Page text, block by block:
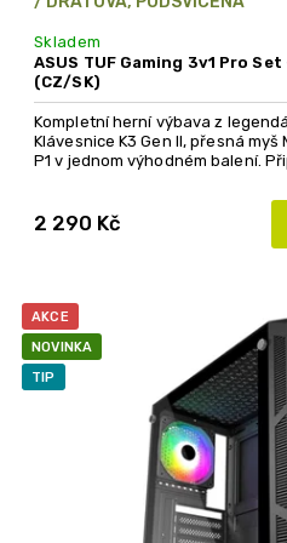
Skladem
2 290 Kč
ASUS TUF Gaming 3v1 Pro Set
(CZ/SK)
Kompletní herní výbava z
Klávesnice K3 Gen II, přesná
P1 v jednom výhodném balení.
AKCE
NOVINKA
TIP